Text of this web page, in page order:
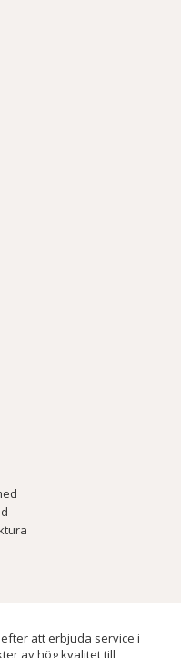
att erbjuda service i
av hög kvalitet till